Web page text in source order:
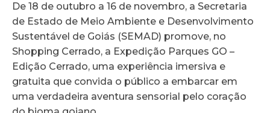
De 18 de outubro a 16 de novembro, a Secretaria
de Estado de Meio Ambiente e Desenvolvimento
Sustentável de Goiás (SEMAD) promove, no
Shopping Cerrado, a Expedição Parques GO –
Edição Cerrado, uma experiência imersiva e
gratuita que convida o público a embarcar em
uma verdadeira aventura sensorial pelo coração